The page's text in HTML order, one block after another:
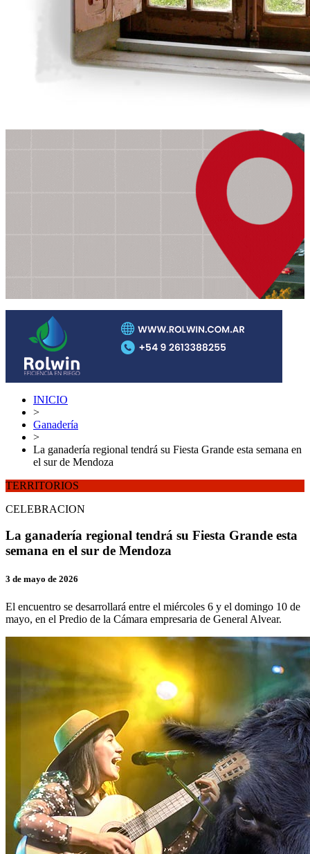
INICIO
>
Ganadería
>
La ganadería regional tendrá su Fiesta Grande esta semana en
el sur de Mendoza
TERRITORIOS
CELEBRACION
La ganadería regional tendrá su Fiesta Grande esta
semana en el sur de Mendoza
3 de mayo de 2026
El encuentro se desarrollará entre el miércoles 6 y el domingo 10 de
mayo, en el Predio de la Cámara empresaria de General Alvear.